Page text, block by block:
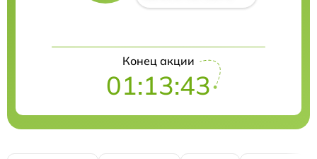
Конец акции
01:13:42